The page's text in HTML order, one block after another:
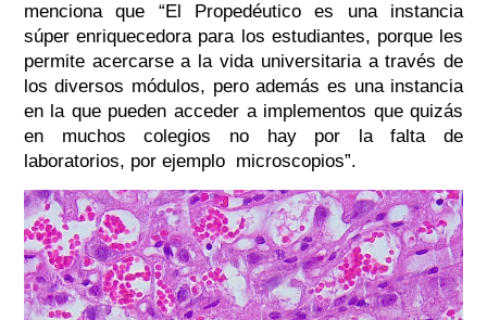
menciona que “ El Propedéutico es una instancia
súper enriquecedora para los estudiantes, porque les
permite acercarse a la vida universitaria a través de
los diversos módulos, pero además es una instancia
en la que pueden acceder a implementos que quizás
en muchos colegios no hay por la falta de
laboratorios, por ejemplo microscopios”.